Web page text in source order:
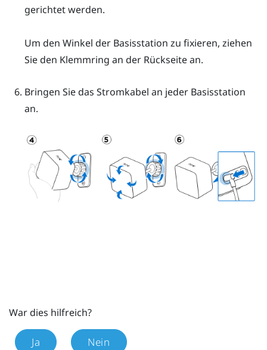
gerichtet werden.
Um den Winkel der Basisstation zu fixieren, ziehen
Sie den Klemmring an der Rückseite an.
Bringen Sie das Stromkabel an jeder Basisstation
an.
War dies hilfreich?
Ja Nein